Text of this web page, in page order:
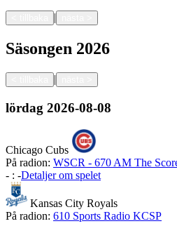
|
Säsongen 2026
|
lördag 2026-08-08
Chicago Cubs
På radion: WSCR - 670 AM The
- : -Detaljer om spelet
Kansas City Royals
På radion: 610 Sports Radio KCSP